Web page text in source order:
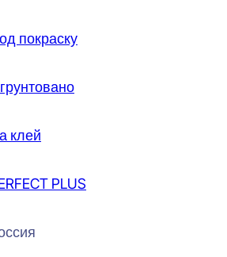
покраску
клей
PLUS